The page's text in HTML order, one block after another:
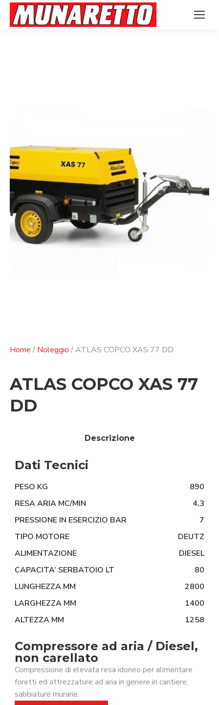
Home / Noleggio / ATLAS COPCO XAS 77 DD
ATLAS COPCO XAS 77
DD
Descrizione
Dati Tecnici
PESO KG
890
RESA ARIA MC/MIN
4,3
PRESSIONE IN ESERCIZIO BAR
7
TIPO MOTORE
DEUTZ
ALIMENTAZIONE
DIESEL
CAPACITA’ SERBATOIO LT
80
LUNGHEZZA MM
2800
LARGHEZZA MM
1400
ALTEZZA MM
1258
Compressore ad aria / Diesel,
non carellato
Compressione di elevata resa idoneo per alimentare
foretti ed attrezzature ad aria in genere in cantiere,
sabbiature murarie.